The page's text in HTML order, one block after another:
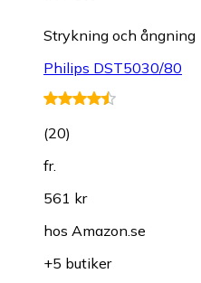
Strykning och ångning
Philips DST5030/80
(20)
fr.
561 kr
hos Amazon.se
+5 butiker